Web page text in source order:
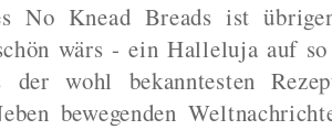
No Knead Breads ist
wärs - ein Halleluja auf
der wohl bekanntesten
bewegenden